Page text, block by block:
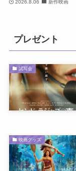
2026.8.06 新作映画
プレゼント
試写会
映画グッズ